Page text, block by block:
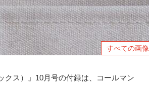
すべての画像
クス）』10月号の付録は、コールマン